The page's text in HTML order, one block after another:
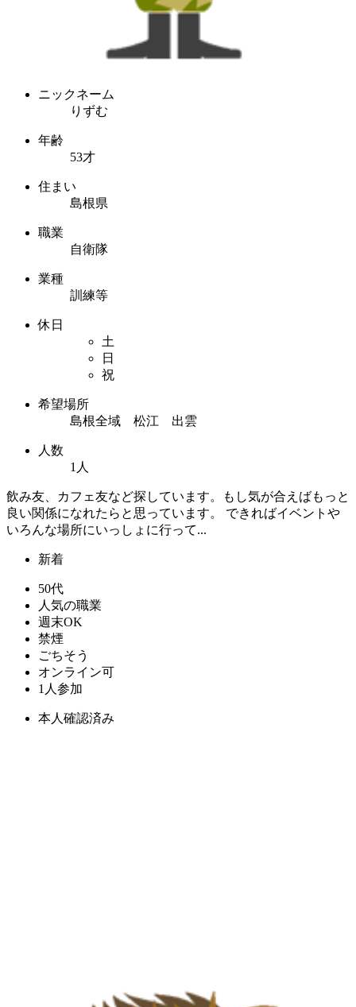
ニックネーム
りずむ
年齢
53才
住まい
島根県
職業
自衛隊
業種
訓練等
休日
土
日
祝
希望場所
島根全域 松江 出雲
人数
1人
飲み友、カフェ友など探しています。もし気が合えばもっと
良い関係になれたらと思っています。 できればイベントや
いろんな場所にいっしょに行って...
新着
50代
人気の職業
週末OK
禁煙
ごちそう
オンライン可
1人参加
本人確認済み